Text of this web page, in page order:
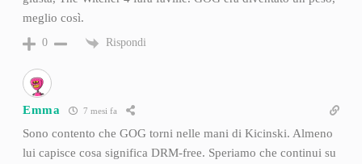
meglio così.
0 Rispondi
Emma 7 mesi fa
Sono contento che GOG torni nelle mani di Kicinski. Almeno
lui capisce cosa significa DRM-free. Speriamo che continui su